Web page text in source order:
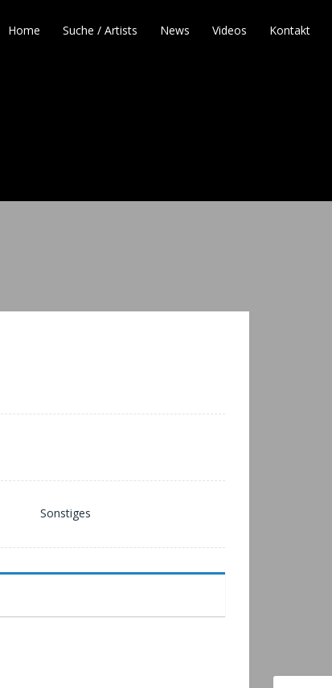
Home Suche / Artists News Videos Kontakt
Sonstiges